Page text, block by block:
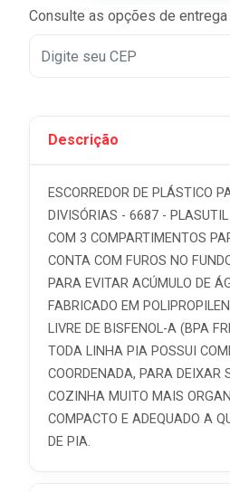
Consulte as opções de entrega
Descrição
ESCORREDOR DE PLÁSTICO
DIVISÓRIAS - 6687 - PLASUTIL
COM 3 COMPARTIMENTOS
CONTA COM FUROS NO
PARA EVITAR ACÚMULO DE
FABRICADO EM
LIVRE DE BISFENOL-A (BPA
TODA LINHA PIA POSSUI
COORDENADA, PARA DEIXAR
COZINHA MUITO MAIS
COMPACTO E ADEQUADO A
DE PIA.